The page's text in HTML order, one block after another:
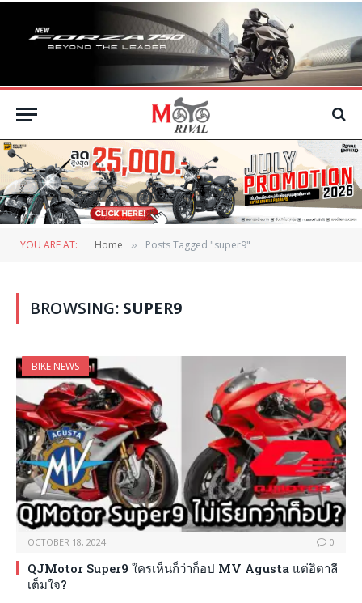
YOU ARE AT: Home » Posts Tagged "super9"
BROWSING: SUPER9
BIKE NEWS
OCTOBER 18, 2024 0
QJMotor Super9 ใครเห็นก็ว่าก็อป MV Agusta แต่อิตาลี
เต็มใจ?